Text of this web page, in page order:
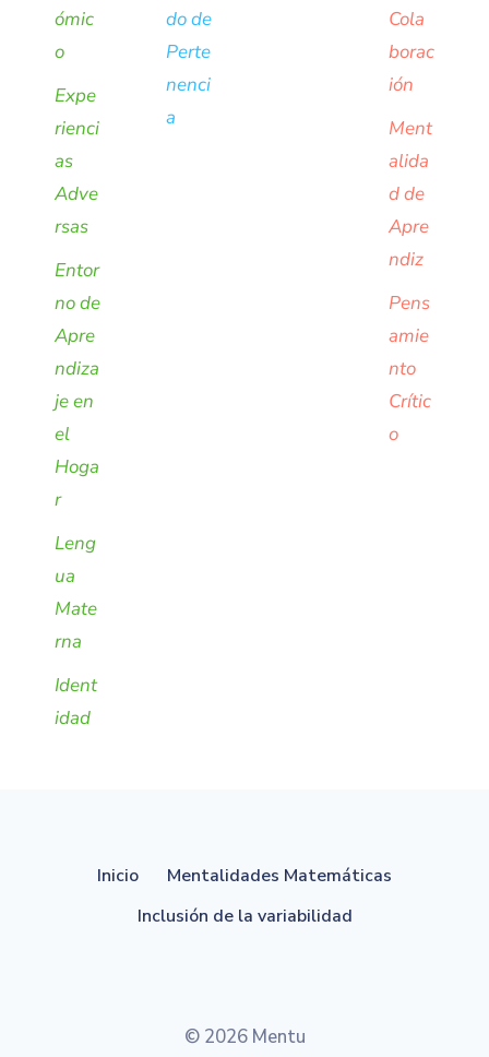
ómic
o
Expe
rienci
as
Adve
rsas
Entor
no de
Apre
ndiza
je en
el
Hoga
r
Leng
ua
Mate
rna
Ident
idad
do de
Perte
nenci
a
Cola
borac
ión
Ment
alida
d de
Apre
ndiz
Pens
amie
nto
Crític
o
Inicio
Mentalidades Matemáticas
Inclusión de la variabilidad
© 2026 Mentu